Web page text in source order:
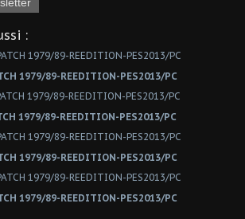
:
1979/89-REEDITION-PES2013/PC
1979/89-REEDITION-PES2013/PC
1979/89-REEDITION-PES2013/PC
1979/89-REEDITION-PES2013/PC